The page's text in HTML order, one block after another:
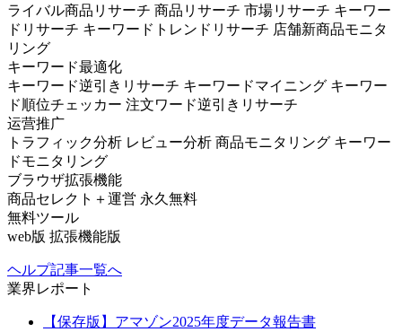
ライバル商品リサーチ 商品リサーチ 市場リサーチ キーワー
ドリサーチ キーワードトレンドリサーチ 店舗新商品モニタ
リング
キーワード最適化
キーワード逆引きリサーチ キーワードマイニング キーワー
ド順位チェッカー 注文ワード逆引きリサーチ
运营推广
トラフィック分析 レビュー分析 商品モニタリング キーワー
ドモニタリング
ブラウザ拡張機能
商品セレクト＋運営 永久無料
無料ツール
web版 拡張機能版
ヘルプ記事一覧へ
業界レポート
【保存版】アマゾン2025年度データ報告書